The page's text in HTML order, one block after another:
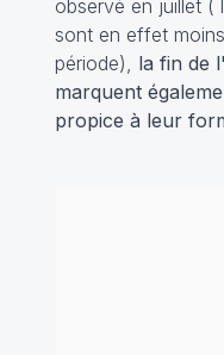
observé en juillet (
sont en effet
période), la fin de
marquent
propice à leur